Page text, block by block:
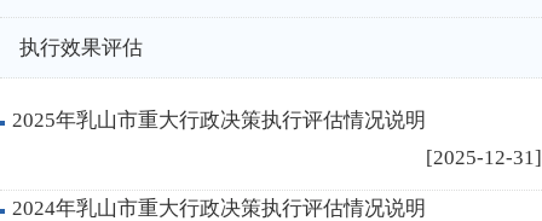
执行效果评估
2025年乳山市重大行政决策执行评估情况说明
[2025-12-31]
2024年乳山市重大行政决策执行评估情况说明